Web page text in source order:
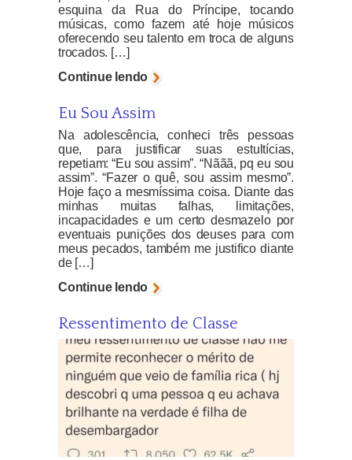
esquina da Rua do Príncipe, tocando
músicas, como fazem até hoje músicos
oferecendo seu talento em troca de alguns
trocados. […]
Continue lendo
Eu Sou Assim
Na adolescência, conheci três pessoas
que, para justificar suas estultícias,
repetiam: “Eu sou assim”. “Nããã, pq eu sou
assim”. “Fazer o quê, sou assim mesmo”.
Hoje faço a mesmíssima coisa. Diante das
minhas muitas falhas, limitações,
incapacidades e um certo desmazelo por
eventuais punições dos deuses para com
meus pecados, também me justifico diante
de […]
Continue lendo
Ressentimento de Classe